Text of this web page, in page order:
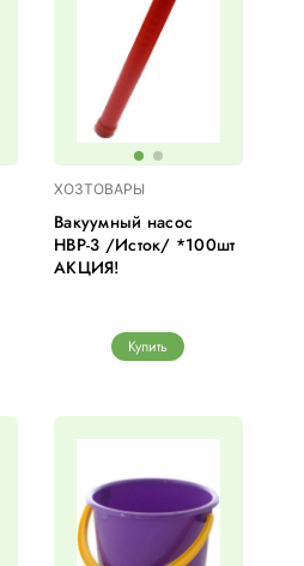
ХОЗТОВАРЫ
Вакуумный насос
НВР-3 /Исток/ *100шт
АКЦИЯ!
Купить